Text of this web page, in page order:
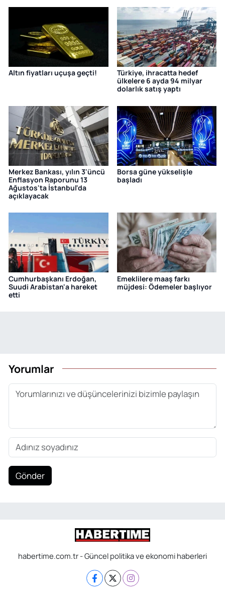
Altın fiyatları uçuşa geçti!
Türkiye, ihracatta hedef
ülkelere 6 ayda 94 milyar
dolarlık satış yaptı
Merkez Bankası, yılın 3'üncü
Enflasyon Raporunu 13
Ağustos'ta İstanbul'da
açıklayacak
Borsa güne yükselişle
başladı
Cumhurbaşkanı Erdoğan,
Suudi Arabistan'a hareket
etti
Emeklilere maaş farkı
müjdesi: Ödemeler başlıyor
Yorumlar
Gönder
habertime.com.tr - Güncel politika ve ekonomi haberleri